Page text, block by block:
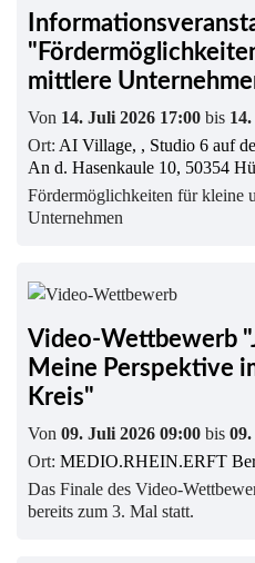
mittlere
Von 14. Juli 2026 17:00 bis
Ort: AI Village, , Studio 6 auf
An d. Hasenkaule 10, 50354
Fördermöglichkeiten für kleine
Unternehmen
Video-Wettbewerb
Meine Perspektive
Kreis"
Von 09. Juli 2026 09:00 bis
Ort: MEDIO.RHEIN.ERFT
Das Finale des Video-
bereits zum 3. Mal statt.